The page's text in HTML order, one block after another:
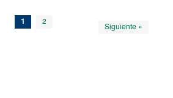
1 2
Siguiente »